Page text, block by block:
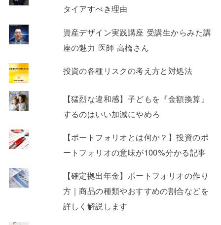
タイアすべき理由
資産デザイン実践講座 受講生からみた講
座の魅力 医師 高橋さん
投資の各種リスクの考え方と対処法
【猛烈な違和感】子どもを『金額換算』
するのはいい加減にやめろ
【ポートフォリオとは何か？】投資のポ
ートフォリオの意味が100%分かる記事
【確定拠出年金】ポートフォリオの作り
方｜商品の種類やおすすめの割合などを
詳しく解説します